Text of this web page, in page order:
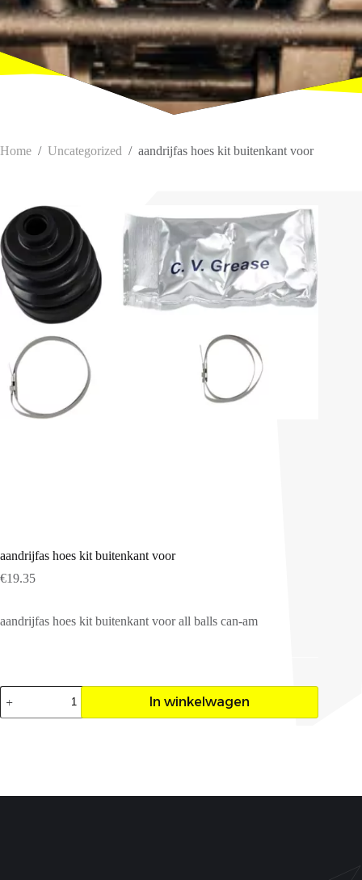
Home / Uncategorized / aandrijfas hoes kit buitenkant voor
aandrijfas hoes kit buitenkant voor
€19.35
aandrijfas hoes kit buitenkant voor all balls can-am
aandrijfas
hoes
kit
In winkelwagen